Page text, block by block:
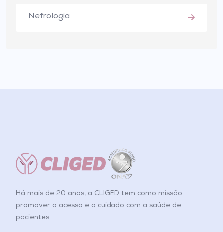
Nefrologia
Há mais de 20 anos, a CLIGED tem como missão
promover o acesso e o cuidado com a saúde de
pacientes